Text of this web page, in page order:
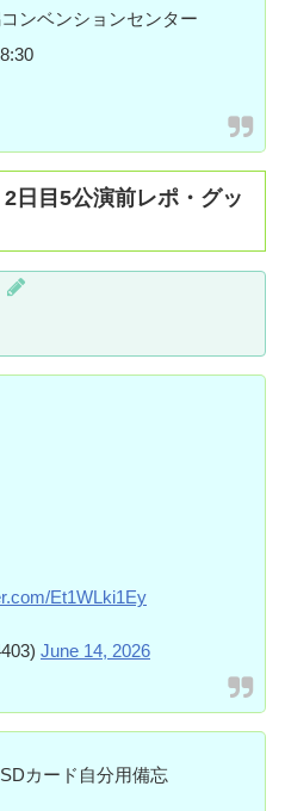
ンベンションセンター
日目5公演前レポ・グッ
Et1WLki1Ey
June 14, 2026
カード自分用備忘